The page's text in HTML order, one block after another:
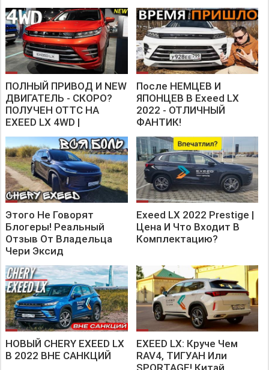
Exeed LX - это кроссовер как для молодых современных и
амбициозных людей, и его можно рассматривать как
комфортный семейный автомобиль!
EXEED LX - а стоит ли он своих денег ?
ПОЛНЫЙ ПРИВОД И NEW
ДВИГАТЕЛЬ - СКОРО?
ПОЛУЧЕН ОТТС НА
EXEED LX 4WD |
После НЕМЦЕВ И
ЯПОНЦЕВ В Exeed LX
2022 - ОТЛИЧНЫЙ
ФАНТИК!
Этого Не Говорят
Блогеры! Реальный
Отзыв От Владельца
Чери Эксид
Exeed LX 2022 Prestige |
Цена И Что Входит В
Комплектацию?
НОВЫЙ CHERY EXEED LX
В 2022 ВНЕ САНКЦИЙ
EXEED LX: Круче Чем
RAV4, ТИГУАН Или
SPORTAGE! Китай